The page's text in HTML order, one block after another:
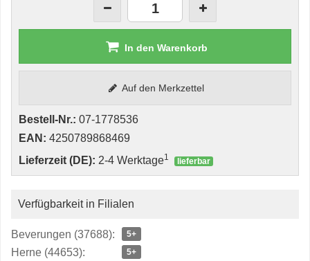
In den Warenkorb
Auf den Merkzettel
Bestell-Nr.: 07-1778536
EAN: 4250789868469
Lieferzeit (DE): 2-4 Werktage1 lieferbar
Verfügbarkeit in Filialen
Beverungen (37688): 5+
Herne (44653): 5+